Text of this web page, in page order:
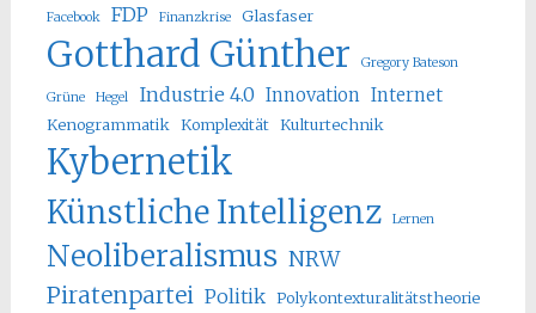
Facebook FDP Finanzkrise Glasfaser
Gotthard Günther Gregory Bateson
Grüne Hegel Industrie 4.0 Innovation Internet
Kenogrammatik Komplexität Kulturtechnik
Kybernetik
Künstliche Intelligenz Lernen
Neoliberalismus NRW
Piratenpartei Politik Polykontexturalitätstheorie